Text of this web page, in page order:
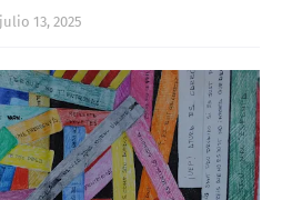
julio 13, 2025